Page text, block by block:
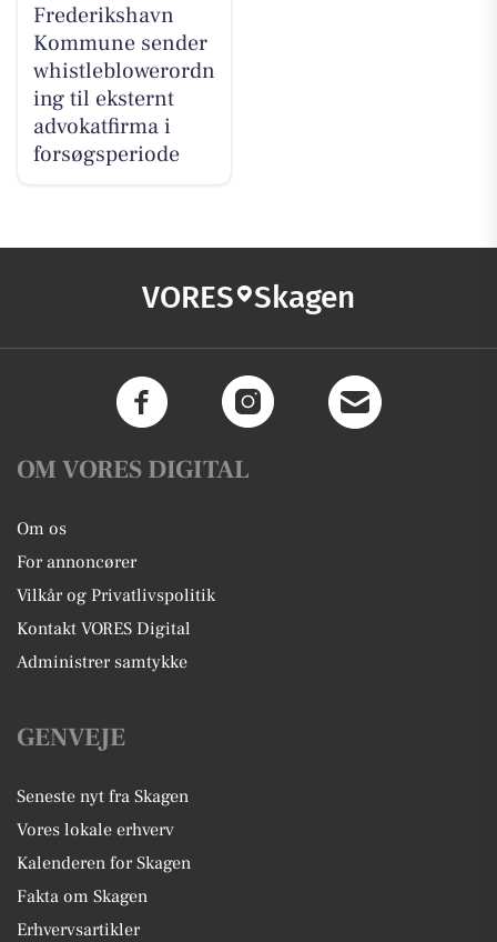
Frederikshavn
Kommune sender
whistleblowerordn
ing til eksternt
advokatfirma i
forsøgsperiode
VORES Skagen
OM VORES DIGITAL
Om os
For annoncører
Vilkår og Privatlivspolitik
Kontakt VORES Digital
Administrer samtykke
GENVEJE
Seneste nyt fra Skagen
Vores lokale erhverv
Kalenderen for Skagen
Fakta om Skagen
Erhvervsartikler